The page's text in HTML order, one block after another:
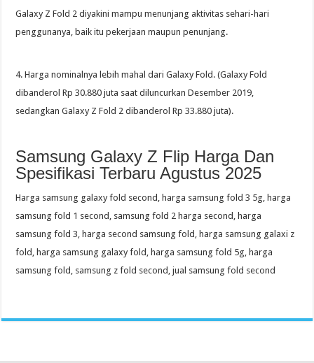
Galaxy Z Fold 2 diyakini mampu menunjang aktivitas sehari-hari
penggunanya, baik itu pekerjaan maupun penunjang.
4. Harga nominalnya lebih mahal dari Galaxy Fold. (Galaxy Fold
dibanderol Rp 30.880 juta saat diluncurkan Desember 2019,
sedangkan Galaxy Z Fold 2 dibanderol Rp 33.880 juta).
Samsung Galaxy Z Flip Harga Dan
Spesifikasi Terbaru Agustus 2025
Harga samsung galaxy fold second, harga samsung fold 3 5g, harga
samsung fold 1 second, samsung fold 2 harga second, harga
samsung fold 3, harga second samsung fold, harga samsung galaxi z
fold, harga samsung galaxy fold, harga samsung fold 5g, harga
samsung fold, samsung z fold second, jual samsung fold second